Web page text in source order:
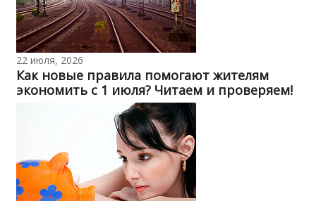
22 июля, 2026
Как новые правила помогают жителям
экономить с 1 июля? Читаем и проверяем!